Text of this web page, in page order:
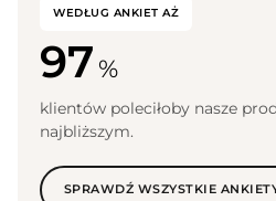
WEDŁUG ANKIET AŻ
97 %
klientów poleciłoby nasze
najbliższym.
SPRAWDŹ WSZYSTKIE